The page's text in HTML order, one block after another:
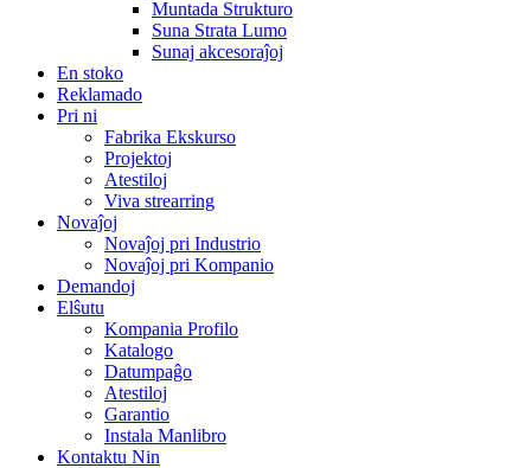
Muntada Strukturo
Suna Strata Lumo
Sunaj akcesoraĵoj
En stoko
Reklamado
Pri ni
Fabrika Ekskurso
Projektoj
Atestiloj
Viva strearring
Novaĵoj
Novaĵoj pri Industrio
Novaĵoj pri Kompanio
Demandoj
Elŝutu
Kompania Profilo
Katalogo
Datumpaĝo
Atestiloj
Garantio
Instala Manlibro
Kontaktu Nin